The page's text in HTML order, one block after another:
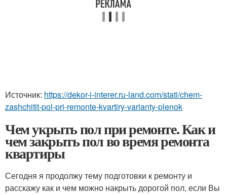
Источник: https://dekor-i-interer.ru-land.com/stati/chem-
zashchitit-pol-pri-remonte-kvartiry-varianty-plenok
Чем укрыть пол при ремонте. Как и
чем закрыть пол во время ремонта
квартиры
Сегодня я продолжу тему подготовки к ремонту и
расскажу как и чем можно накрыть дорогой пол, если Вы